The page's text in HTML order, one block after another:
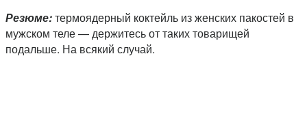
Резюме:термоядерный коктейль из женских пакостей в
мужском теле — держитесь от таких товарищей
подальше. На всякий случай.